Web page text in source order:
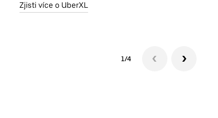
Zjisti více o UberXL
1/4